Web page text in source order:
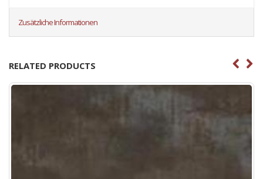
Zusätzliche Informationen
RELATED PRODUCTS